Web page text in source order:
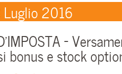
Luglio 2016
–
bonus e stock